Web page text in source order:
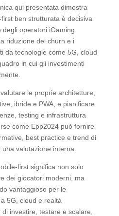
qui presentata dimostra
ben strutturata è decisiva
operatori iGaming.
riduzione del churn e i
da tecnologie come 5G, cloud
in cui gli investimenti
le proprie architetture,
ibride e PWA, e pianificare
testing e infrastruttura
come Epp2024 può fornire
best practice e trend di
valutazione interna.
significa non solo
dei giocatori moderni, ma
vantaggioso per le
5G, cloud e realtà
investire, testare e scalare,